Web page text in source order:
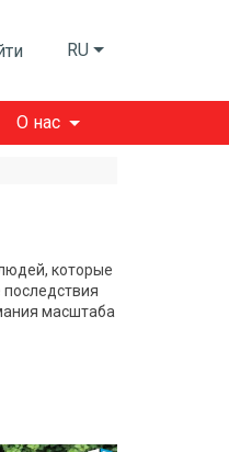
RU
О нас
которые
масштаба